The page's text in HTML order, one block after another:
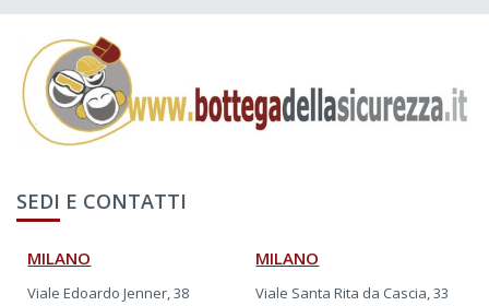
SEDI E CONTATTI
MILANO
Viale Edoardo Jenner, 38
MILANO
Viale Santa Rita da Cascia, 33